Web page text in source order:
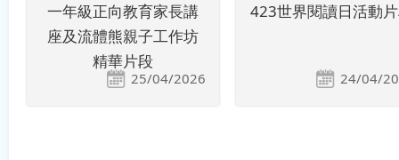
一年級正向教育家長講
座及流體熊親子工作坊
精華片段
25/04/2026
423世界閱讀日活動
24/04/